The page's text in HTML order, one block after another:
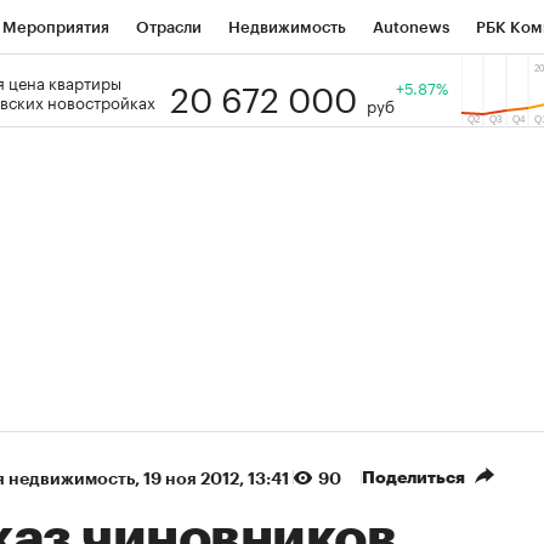
Мероприятия Отрасли Недвижимость Autonews РБК
РБК Образование Тренды
цена квартиры
новостройках
20 672 000 руб
+5.87%
недвижимость⁠, 19 ноя 2012, 13:41 90 Поделиться